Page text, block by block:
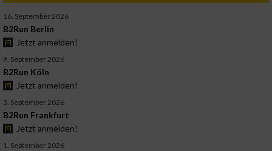
16. September 2026
B2Run Berlin
Jetzt anmelden!
9. September 2026
B2Run Köln
Jetzt anmelden!
3. September 2026
B2Run Frankfurt
Jetzt anmelden!
1. September 2026